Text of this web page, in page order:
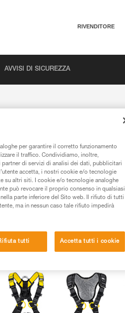
RIVENDITORE
AVVISI DI SICUREZZA
per garantire il corretto funzionamento
il traffico. Condividiamo, inoltre,
partner di servizi di analisi dei dati, pubblicitari
accetta, i nostri cookie e/o tecnologie
su altri siti. I cookie e/o tecnologie analoghe
può revocare il proprio consenso in qualsiasi
parte inferiore del Sito web. Il rifiuto di tutti
ma in nessun caso tale rifiuto impedirà
tutti Accetta tutti i cookie